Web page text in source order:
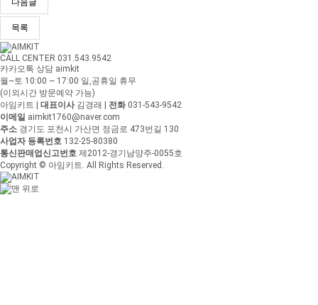
다음글
목록
CALL CENTER 031.543.9542
카카오톡 상담 aimkit
월~토 10:00 ~ 17:00 일,공휴일 휴무
(이외시간 방문예약 가능)
아임키트
대표이사김경래 전화031-543-9542
이메일 aimkit1760@naver.com
주소 경기도 포천시 가산면 정금로 473번길 130
사업자 등록번호 132-25-80380
통신판매업신고번호 제2012-경기남양주-0055호
Copyright © 아임키트. All Rights Reserved.